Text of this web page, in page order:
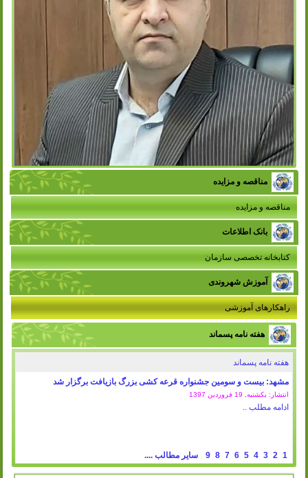
مناقصه و مزایده
مناقصه و مزایده
بانک اطلاعات
کتابخانه تخصصی سازمان
آموزش شهروندی
راهکارهای آموزشی
هفته نامه پسماند
هفته نامه پسماند
مشهد: بیست و سومین جشنواره قرعه کشی بزرگ بازیافت برگزار شد
انتشار: یکشنبه, 19 فروردين 1397
ادامه مطلب ..
1
2
3
4
5
6
7
8
9 سایر مطالب ....